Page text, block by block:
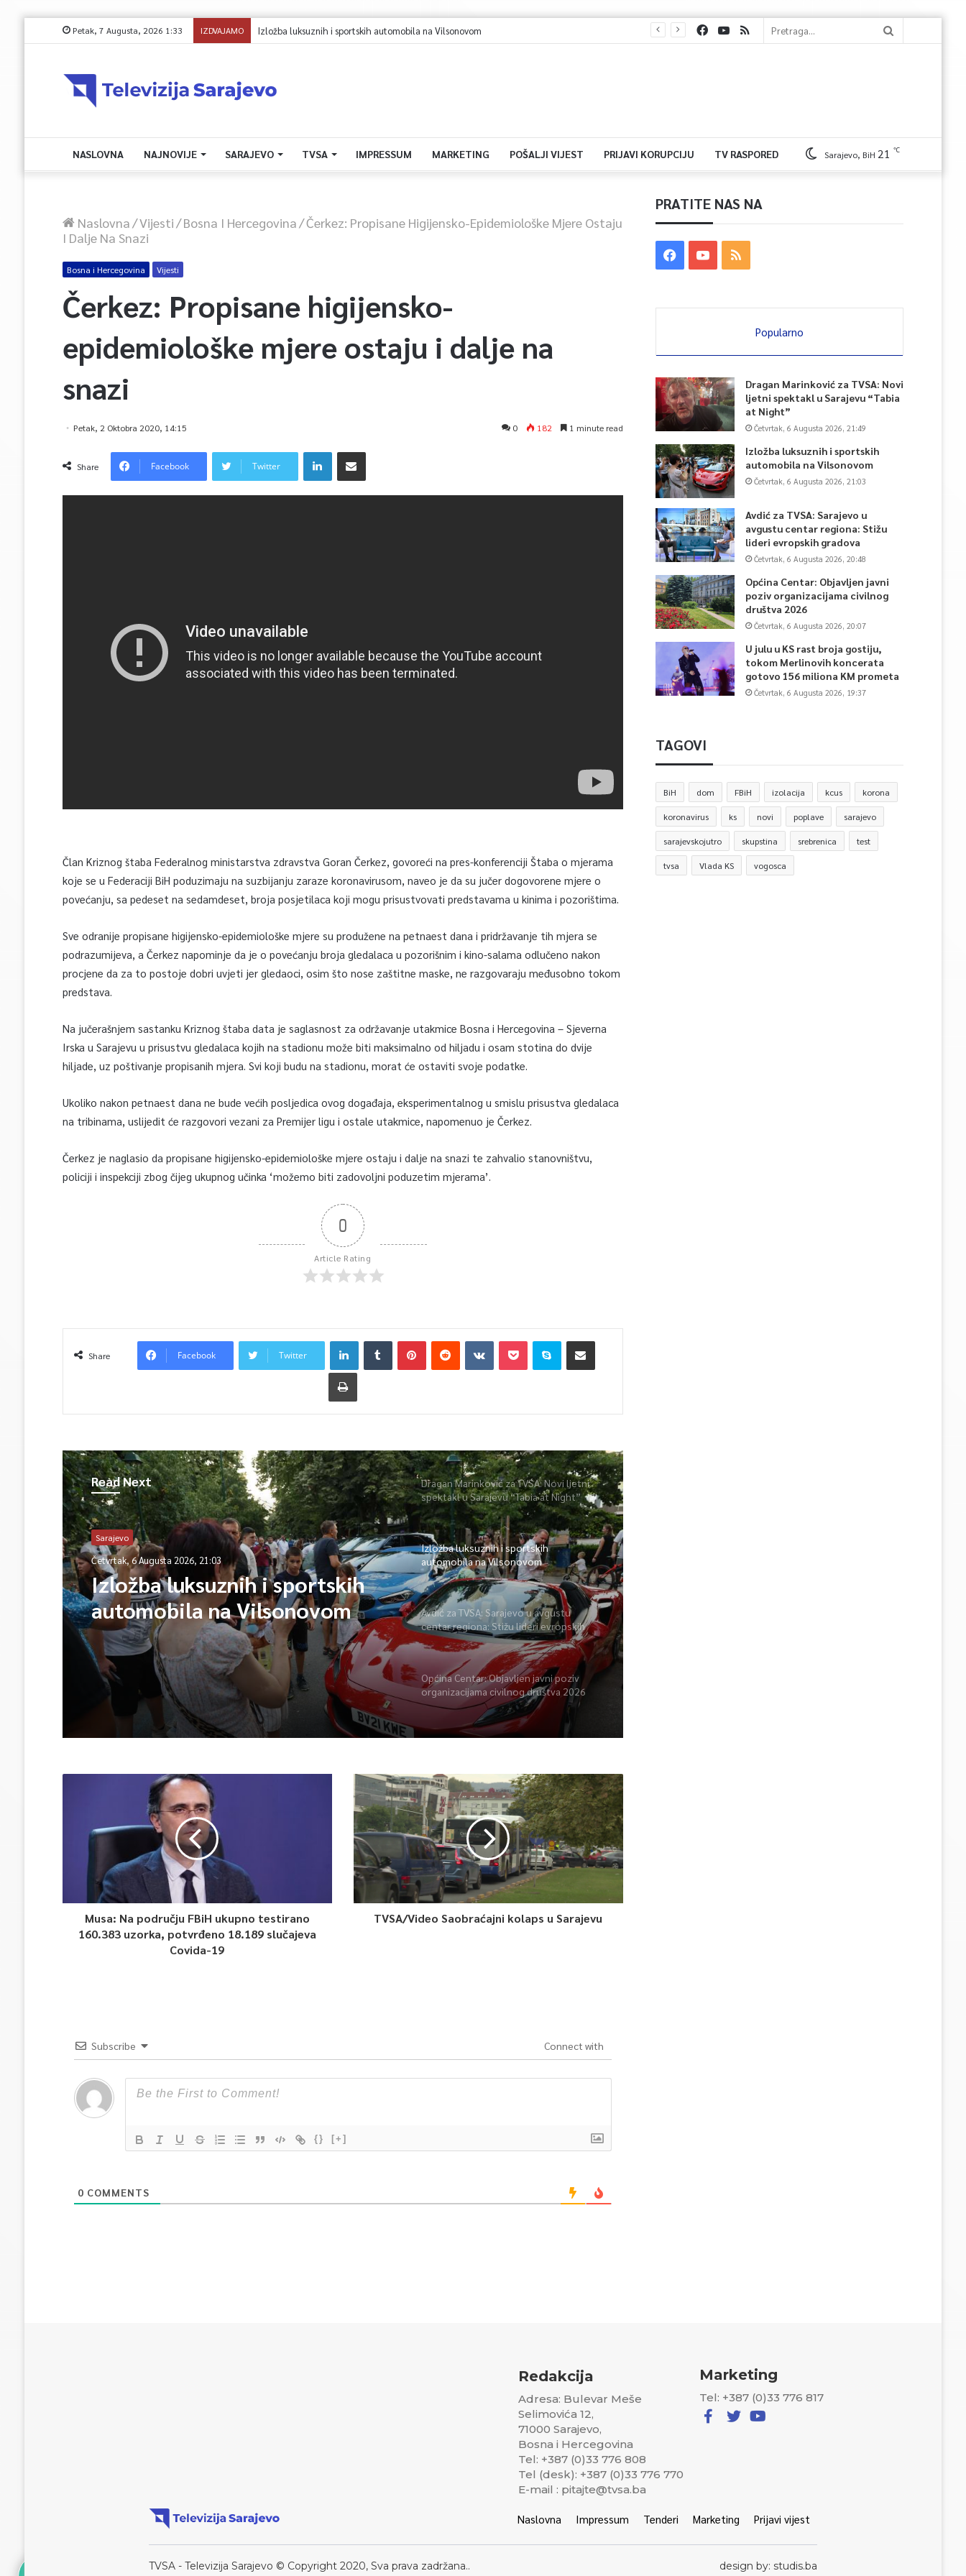
Petak, 7 Augusta, 2026 1:33 IZDVAJAMO Avdić za TVSA: Sarajevo u avgustu centar regiona: Stižu lideri evropskih gradova
NASLOVNA NAJNOVIJE SARAJEVO TVSA IMPRESSUM MARKETING POŠALJI VIJEST PRIJAVI KORUPCIJU TV RASPORED Sarajevo, BiH 21 ℃
Naslovna/Vijesti/Bosna I Hercegovina/Čerkez: Propisane Higijensko-Epidemiološke Mjere Ostaju
I Dalje Na Snazi
Bosna i Hercegovina Vijesti
Čerkez: Propisane higijensko-
epidemiološke mjere ostaju i dalje na
snazi
Petak, 2 Oktobra 2020, 14:15 0 182 1 minute read
Share Facebook Twitter
Član Kriznog štaba Federalnog ministarstva zdravstva Goran Čerkez, govoreći na pres-konferenciji Štaba o mjerama
koje se u Federaciji BiH poduzimaju na suzbijanju zaraze koronavirusom, naveo je da su jučer dogovorene mjere o
povećanju, sa pedeset na sedamdeset, broja posjetilaca koji mogu prisustvovati predstavama u kinima i pozorištima.
Sve odranije propisane higijensko-epidemiološke mjere su produžene na petnaest dana i pridržavanje tih mjera se
podrazumijeva, a Čerkez napominje da je o povećanju broja gledalaca u pozorišnim i kino-salama odlučeno nakon
procjene da za to postoje dobri uvjeti jer gledaoci, osim što nose zaštitne maske, ne razgovaraju međusobno tokom
predstava.
Na jučerašnjem sastanku Kriznog štaba data je saglasnost za održavanje utakmice Bosna i Hercegovina – Sjeverna
Irska u Sarajevu u prisustvu gledalaca kojih na stadionu može biti maksimalno od hiljadu i osam stotina do dvije
hiljade, uz poštivanje propisanih mjera. Svi koji budu na stadionu, morat će ostaviti svoje podatke.
Ukoliko nakon petnaest dana ne bude većih posljedica ovog događaja, eksperimentalnog u smislu prisustva gledalaca
na tribinama, uslijedit će razgovori vezani za Premijer ligu i ostale utakmice, napomenuo je Čerkez.
Čerkez je naglasio da propisane higijensko-epidemiološke mjere ostaju i dalje na snazi te zahvalio stanovništvu,
policiji i inspekciji zbog čijeg ukupnog učinka ‘možemo biti zadovoljni poduzetim mjerama’.
0
Article Rating
Share Facebook Twitter
Read Next
Sarajevo
Četvrtak, 6 Augusta 2026, 21:03
Izložba luksuznih i sportskih
automobila na Vilsonovom
Dragan Marinković za TVSA: Novi ljetni
spektakl u Sarajevu “Tabia at Night”
Izložba luksuznih i sportskih
automobila na Vilsonovom
Avdić za TVSA: Sarajevo u avgustu
centar regiona: Stižu lideri evropskih
gradova
Općina Centar: Objavljen javni poziv
organizacijama civilnog društva 2026
Musa: Na području FBiH ukupno testirano
160.383 uzorka, potvrđeno 18.189 slučajeva
Covida-19
TVSA/Video Saobraćajni kolaps u Sarajevu
Subscribe Connect with
{} [+]
0 COMMENTS
PRATITE NAS NA
Popularno
Dragan Marinković za TVSA: Novi
ljetni spektakl u Sarajevu “Tabia
at Night”
Četvrtak, 6 Augusta 2026, 21:49
Izložba luksuznih i sportskih
automobila na Vilsonovom
Četvrtak, 6 Augusta 2026, 21:03
Avdić za TVSA: Sarajevo u
avgustu centar regiona: Stižu
lideri evropskih gradova
Četvrtak, 6 Augusta 2026, 20:48
Općina Centar: Objavljen javni
poziv organizacijama civilnog
društva 2026
Četvrtak, 6 Augusta 2026, 20:07
U julu u KS rast broja gostiju,
tokom Merlinovih koncerata
gotovo 156 miliona KM prometa
Četvrtak, 6 Augusta 2026, 19:37
TAGOVI
BiH dom FBiH izolacija kcus korona
koronavirus ks novi poplave sarajevo
sarajevskojutro skupstina srebrenica test
tvsa Vlada KS vogosca
Redakcija
Adresa: Bulevar Meše
Selimovića 12,
71000 Sarajevo,
Bosna i Hercegovina
Tel: +387 (0)33 776 808
Tel (desk): +387 (0)33 776 770
E-mail : pitajte@tvsa.ba
Marketing
Tel: +387 (0)33 776 817
Naslovna Impressum Tenderi Marketing Prijavi vijest
TVSA - Televizija Sarajevo © Copyright 2020, Sva prava zadržana.. design by: studis.ba